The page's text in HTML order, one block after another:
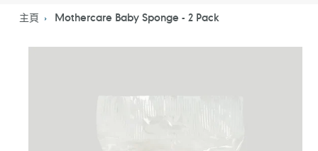
主頁 Mothercare Baby Sponge - 2 Pack